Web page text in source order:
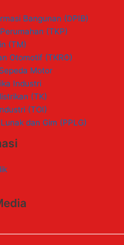
Bangunan (DPIB)
(TKP)
(TM)
Otomotif (TKRO)
Motor
Industri
(TK)
(TOI)
dan Gim (PPLG)